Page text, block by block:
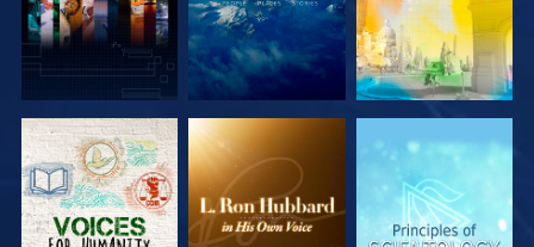
DÉCOUVRIR
LES SÉRIES
DÉCOUVRIR
LES SÉRIES
DÉCOUVRIR
LES SÉRIES